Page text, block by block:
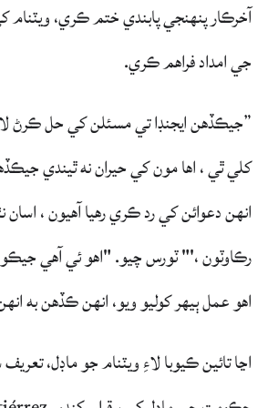
آخرڪار پنهنجي پابندي ختم ڪري، ويٽنام
جي امداد فراهم ڪري.
”جيڪڏهن ايجنڊا تي مسئلن کي حل ڪرڻ
کلي ٿي ، اها مون کي حيران نه ٿيندي
انهن دعوائن کي رد ڪري رهيا آهيون ،
رڪاوٽون ،'" ٽورس چيو. "اهو ئي آهي
اهو عمل ٻيهر کوليو ويو، انهن ڪڏهن به
اڃا تائين ڪيوبا لاءِ ويٽنام جو ماڊل،